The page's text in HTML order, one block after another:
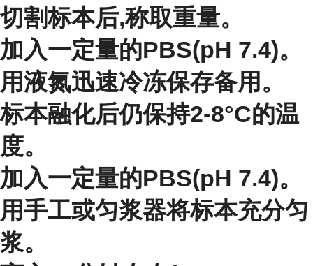
切割标本后,称取重量。
加入一定量的PBS(pH 7.4)。
用液氮迅速冷冻保存备用。
标本融化后仍保持2-8°C的温
度。
加入一定量的PBS(pH 7.4)。
用手工或匀浆器将标本充分匀
浆。